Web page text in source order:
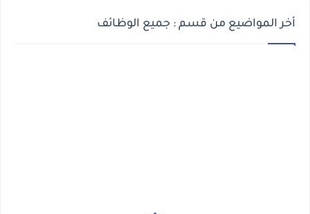
أخر المواضيع من قسم : جميع الوظائف